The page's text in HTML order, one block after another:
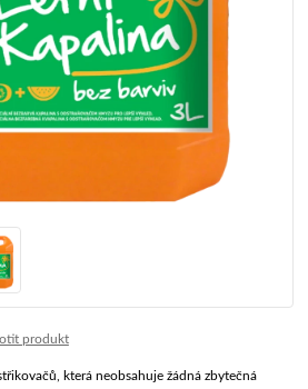
produkt
která neobsahuje žádná zbytečná